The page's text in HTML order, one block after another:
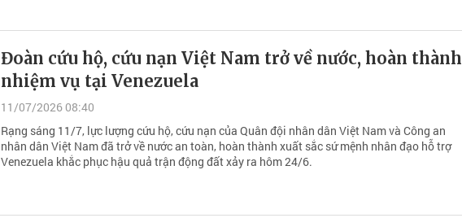
Đoàn cứu hộ, cứu nạn Việt Nam trở về nước, hoàn thành
nhiệm vụ tại Venezuela
11/07/2026 08:40
Rạng sáng 11/7, lực lượng cứu hộ, cứu nạn của Quân đội nhân dân Việt Nam và Công an
nhân dân Việt Nam đã trở về nước an toàn, hoàn thành xuất sắc sứ mệnh nhân đạo hỗ trợ
Venezuela khắc phục hậu quả trận động đất xảy ra hôm 24/6.